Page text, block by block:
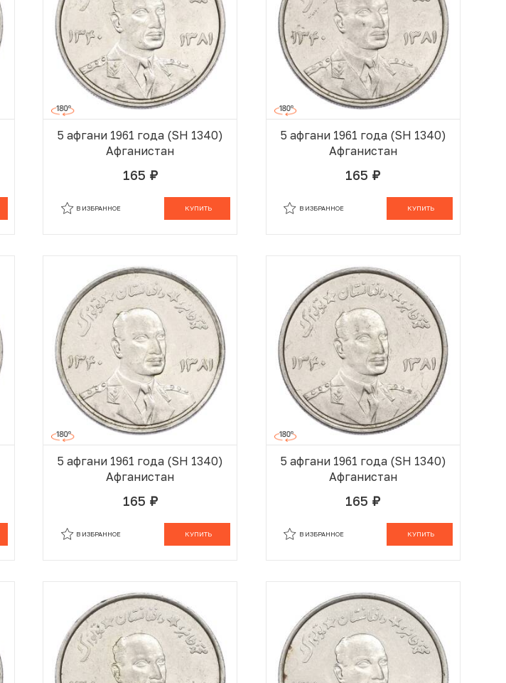
5 афгани 1961 года (SH 1340)
Афганистан
165 руб.
КУПИТЬ
В ИЗБРАННОЕ
5 афгани 1961 года (SH 1340)
Афганистан
165 руб.
КУПИТЬ
В ИЗБРАННОЕ
5 афгани 1961 года (SH 1340)
Афганистан
165 руб.
КУПИТЬ
В ИЗБРАННОЕ
5 афгани 1961 года (SH 1340)
Афганистан
165 руб.
КУПИТЬ
В ИЗБРАННОЕ